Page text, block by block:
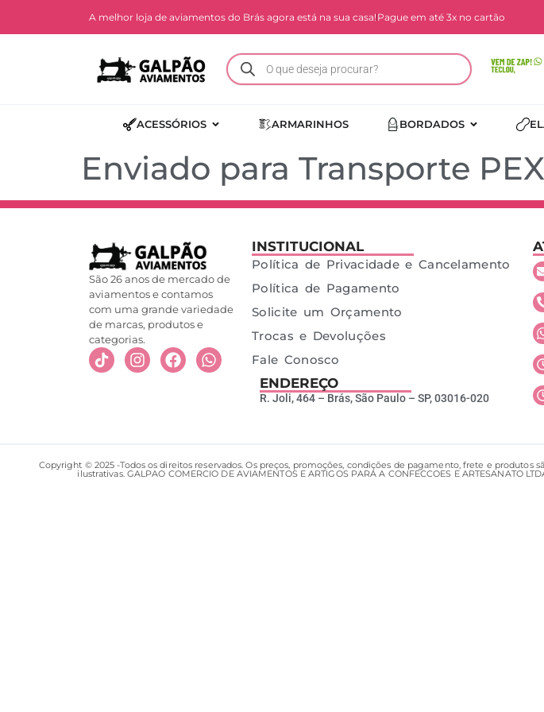
A melhor loja de aviamentos do Brás agora está na sua casa! Pague em até 3x no cartão
ACESSÓRIOS ARMARINHOS BORDADOS
Enviado para Transporte PEX
São 26 anos de mercado de
aviamentos e contamos
com uma grande variedade
de marcas, produtos e
categorias.
INSTITUCIONAL
Política de Privacidade e Cancelamento
Política de Pagamento
Solicite um Orçamento
Trocas e Devoluções
Fale Conosco
ENDEREÇO
R. Joli, 464 – Brás, São Paulo – SP, 03016-020
Copyright © 2025 -Todos os direitos reservados. Os preços, promoções, condições de pagamento, frete e
ilustrativas. GALPAO COMERCIO DE AVIAMENTOS E ARTIGOS PARA A CONFECCOES E ARTESANATO